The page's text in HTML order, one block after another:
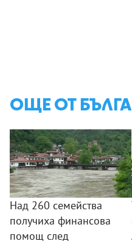
ОЩЕ ОТ
Над 260 семейства
получиха финансова
помощ след